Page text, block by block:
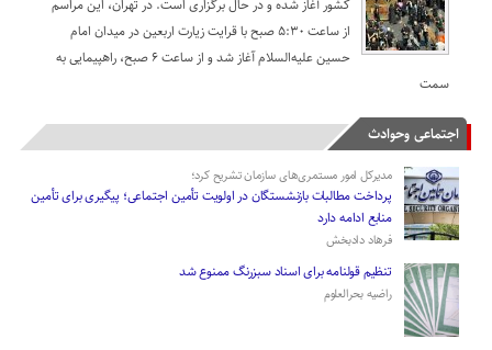
کشور آغاز شده و در حال برگزاری است. در تهران، این مراسم
از ساعت ۵:۳۰ صبح با قرایت زیارت اربعین در میدان امام
حسین علیه‌السلام آغاز شد و از ساعت ۶ صبح، راهپیمایی به
سمت
اجتماعی وحوادث
مدیرکل امور مستمری‌های سازمان تشریح کرد؛
پرداخت مطالبات بازنشستگان در اولویت تأمین اجتماعی؛ پیگیری برای تأمین
منابع ادامه دارد
فرهاد دادبخش
تنظیم قولنامه برای اسناد سبزرنگ ممنوع شد
راضیه بحرالعلوم